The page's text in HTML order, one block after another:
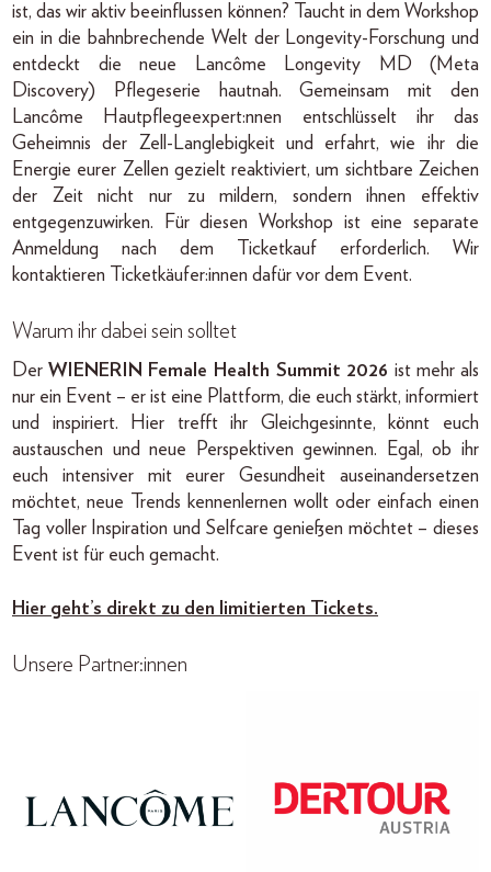
ist, das wir aktiv beeinflussen können? Taucht in dem Workshop
ein in die bahnbrechende Welt der Longevity-Forschung und
entdeckt die neue Lancôme Longevity MD (Meta
Discovery) Pflegeserie hautnah. Gemeinsam mit den
Lancôme Hautpflegeexpert:nnen entschlüsselt ihr das
Geheimnis der Zell-Langlebigkeit und erfahrt, wie ihr die
Energie eurer Zellen gezielt reaktiviert, um sichtbare Zeichen
der Zeit nicht nur zu mildern, sondern ihnen effektiv
entgegenzuwirken. Für diesen Workshop ist eine separate
Anmeldung nach dem Ticketkauf erforderlich. Wir
kontaktieren Ticketkäufer:innen dafür vor dem Event.
Warum ihr dabei sein solltet
DerWIENERIN Female Health Summit 2026 ist mehr als
nur ein Event – er ist eine Plattform, die euch stärkt, informiert
und inspiriert. Hier trefft ihr Gleichgesinnte, könnt euch
austauschen und neue Perspektiven gewinnen. Egal, ob ihr
euch intensiver mit eurer Gesundheit auseinandersetzen
möchtet, neue Trends kennenlernen wollt oder einfach einen
Tag voller Inspiration und Selfcare genießen möchtet – dieses
Event ist für euch gemacht.
Hier geht’s direkt zu den limitierten Tickets.
Unsere Partner:innen